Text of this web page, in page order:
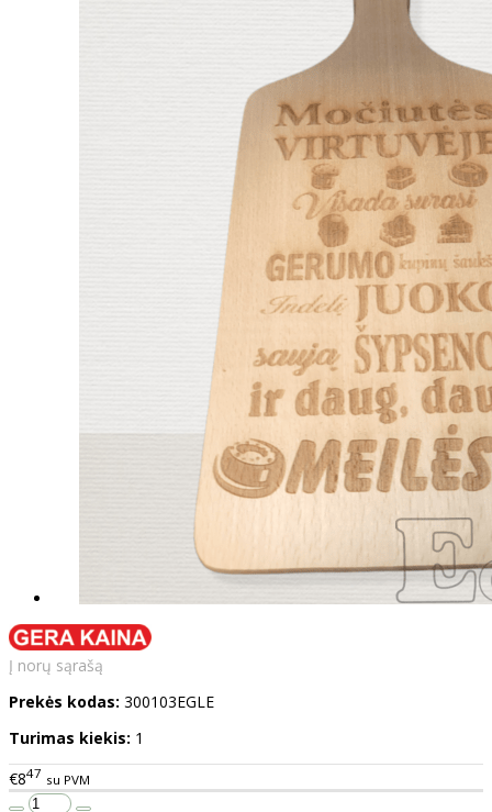
Į norų sąrašą
Prekės kodas: 300103EGLE
Turimas kiekis: 1
€847 su PVM